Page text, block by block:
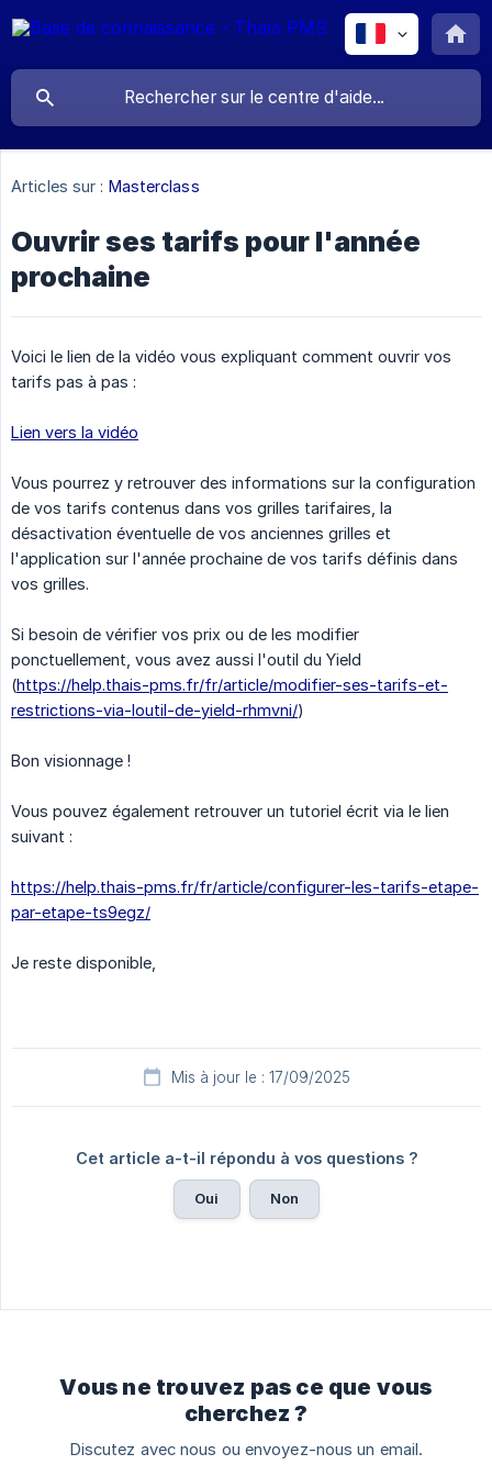
Articles sur : Masterclass
Ouvrir ses tarifs pour l'année
prochaine
Voici le lien de la vidéo vous expliquant comment ouvrir vos
tarifs pas à pas :
Lien vers la vidéo
Vous pourrez y retrouver des informations sur la configuration
de vos tarifs contenus dans vos grilles tarifaires, la
désactivation éventuelle de vos anciennes grilles et
l'application sur l'année prochaine de vos tarifs définis dans
vos grilles.
Si besoin de vérifier vos prix ou de les modifier
ponctuellement, vous avez aussi l'outil du Yield
(https://help.thais-pms.fr/fr/article/modifier-ses-tarifs-et-
restrictions-via-loutil-de-yield-rhmvni/)
Bon visionnage !
Vous pouvez également retrouver un tutoriel écrit via le lien
suivant :
https://help.thais-pms.fr/fr/article/configurer-les-tarifs-etape-
par-etape-ts9egz/
Je reste disponible,
Mis à jour le : 17/09/2025
Cet article a-t-il répondu à vos questions ?
Oui Non
Vous ne trouvez pas ce que vous
cherchez ?
Discutez avec nous ou envoyez-nous un email.